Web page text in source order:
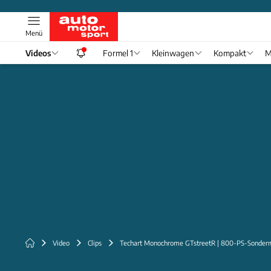
Menü
Videos Formel 1 Kleinwagen Kompakt
Video Clips Techart Monochrome GTstreetR | 800-PS-